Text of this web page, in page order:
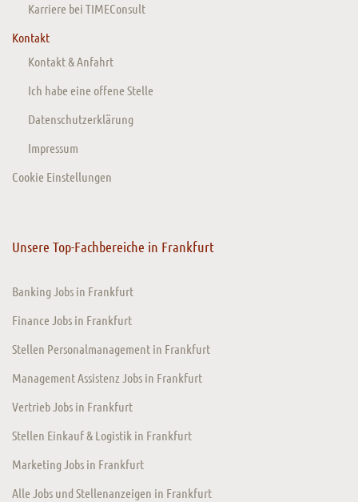
Karriere bei TIMEConsult
Kontakt
Kontakt & Anfahrt
Ich habe eine offene Stelle
Datenschutzerklärung
Impressum
Cookie Einstellungen
Unsere Top-Fachbereiche in Frankfurt
Banking Jobs in Frankfurt
Finance Jobs in Frankfurt
Stellen Personalmanagement in Frankfurt
Management Assistenz Jobs in Frankfurt
Vertrieb Jobs in Frankfurt
Stellen Einkauf & Logistik in Frankfurt
Marketing Jobs in Frankfurt
Alle Jobs und Stellenanzeigen in Frankfurt